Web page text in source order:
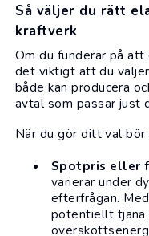
Så väljer du rätt
kraftverk
Om du funderar på
det viktigt att du
både kan producera
avtal som passar just
När du gör ditt val bör
Spotpris eller
varierar under
efterfrågan.
potentiellt tjäna